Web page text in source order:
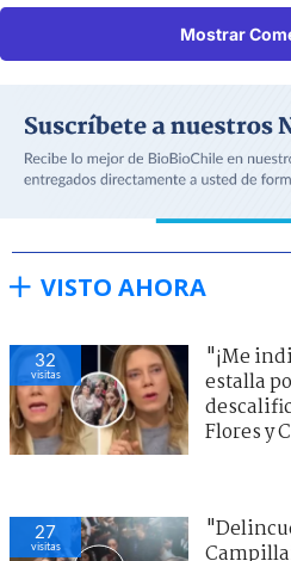
Mostrar
VISTO AHORA
32
visitas
"¡Me
estalla
Flores y
27
visitas